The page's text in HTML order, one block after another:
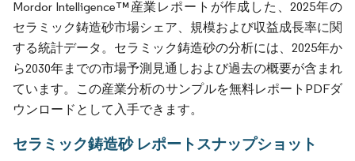
Mordor Intelligence™産業レポートが作成した、2025年の
セラミック鋳造砂市場シェア、規模および収益成長率に関
する統計データ。セラミック鋳造砂の分析には、2025年か
ら2030年までの市場予測見通しおよび過去の概要が含まれ
ています。この産業分析のサンプルを無料レポートPDFダ
ウンロードとして入手できます。
セラミック鋳造砂 レポートスナップショット